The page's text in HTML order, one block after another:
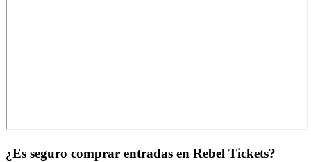
¿Es seguro comprar entradas en Rebel Tickets?